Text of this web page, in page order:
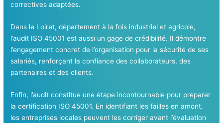
correctives adaptées.
Dans le Loiret, département à la fois industriel et agricole,
l’audit ISO 45001 est aussi un gage de crédibilité. Il démontre
l’engagement concret de l’organisation pour la sécurité de ses
salariés, renforçant la confiance des collaborateurs, des
partenaires et des clients.
Enfin, l’audit constitue une étape incontournable pour préparer
la certification ISO 45001. En identifiant les failles en amont,
les entreprises locales peuvent les corriger avant l’évaluation